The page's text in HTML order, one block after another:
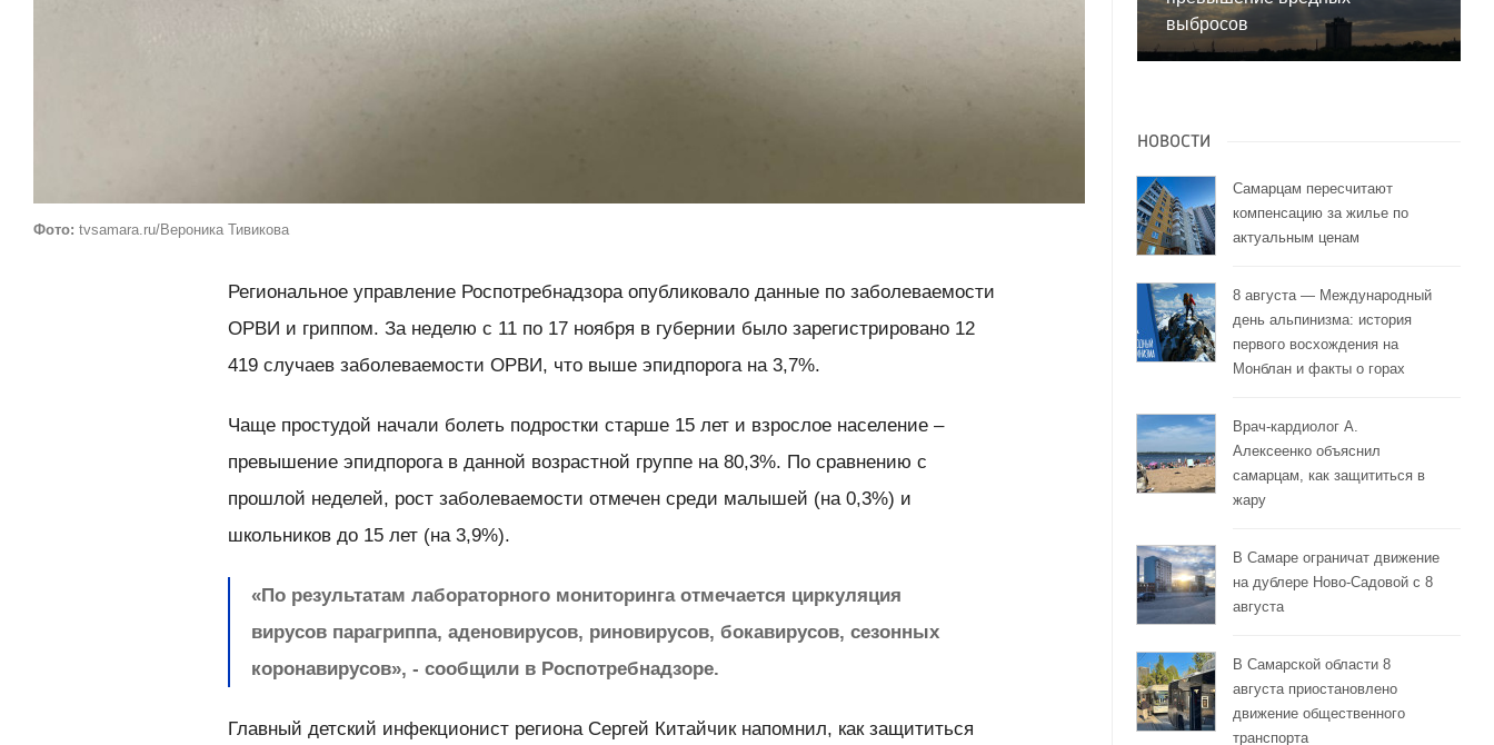
Фото: tvsamara.ru/Вероника Тивикова
Региональное управление Роспотребнадзора опубликовало данные по заболеваемости
ОРВИ и гриппом. За неделю с 11 по 17 ноября в губернии было зарегистрировано 12
419 случаев заболеваемости ОРВИ, что выше эпидпорога на 3,7%.
Чаще простудой начали болеть подростки старше 15 лет и взрослое население –
превышение эпидпорога в данной возрастной группе на 80,3%. По сравнению с
прошлой неделей, рост заболеваемости отмечен среди малышей (на 0,3%) и
школьников до 15 лет (на 3,9%).
«По результатам лабораторного мониторинга отмечается циркуляция
вирусов парагриппа, аденовирусов, риновирусов, бокавирусов, сезонных
коронавирусов», - сообщили в Роспотребнадзоре.
Главный детский инфекционист региона Сергей Китайчик напомнил, как защититься
выбросов
НОВОСТИ
Самарцам пересчитают
компенсацию за жилье по
актуальным ценам
8 августа — Международный
день альпинизма: история
первого восхождения на
Монблан и факты о горах
Врач-кардиолог А.
Алексеенко объяснил
самарцам, как защититься в
жару
В Самаре ограничат движение
на дублере Ново-Садовой с 8
августа
В Самарской области 8
августа приостановлено
движение общественного
транспорта